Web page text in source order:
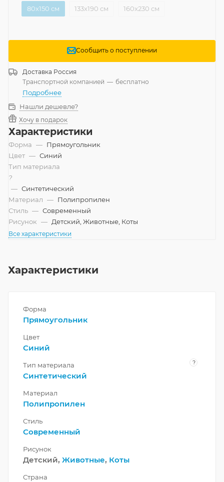
80x150 см
133x190 см 160x230 см
Сообщить о поступлении
Доставка Россия
Транспортной компанией — бесплатно
Подробнее
Нашли дешевле?
Хочу в подарок
Характеристики
Форма — Прямоугольник
Цвет — Синий
Тип материала
?
— Синтетический
Материал — Полипропилен
Стиль — Современный
Рисунок — Детский, Животные, Коты
Все характеристики
Характеристики
Форма
Прямоугольник
Цвет
Синий
Тип материала ?
Синтетический
Материал
Полипропилен
Стиль
Современный
Рисунок
Детский, Животные, Коты
Страна